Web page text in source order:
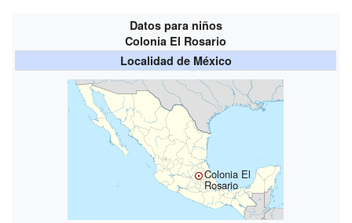
Datos para niños
Colonia El Rosario
Localidad de México
Colonia El
Rosario